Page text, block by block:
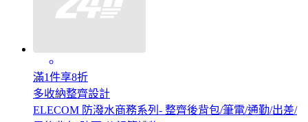
滿1件享8折
多收納整齊設計
ELECOM 防潑水商務系列- 整齊後背包/筆電/通勤/出差/